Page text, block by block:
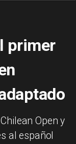
primer
Open y
al español